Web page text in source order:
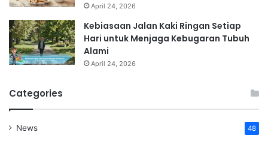
April 24, 2026
Kebiasaan Jalan Kaki Ringan Setiap
Hari untuk Menjaga Kebugaran Tubuh
Alami
April 24, 2026
Categories
News 48